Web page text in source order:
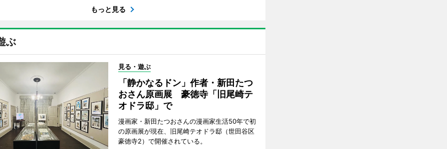
もっと見る
ぶ
見る・遊ぶ
「静かなるドン」作者・新田たつ
おさん原画展 豪徳寺「旧尾崎テ
オドラ邸」で
漫画家・新田たつおさんの漫画家生活50年で初
の原画展が現在、旧尾崎テオドラ邸（世田谷区
豪徳寺2）で開催されている。